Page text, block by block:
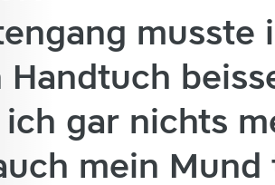
musste
Handtuch
gar nichts
mein